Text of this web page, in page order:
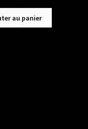
au panier